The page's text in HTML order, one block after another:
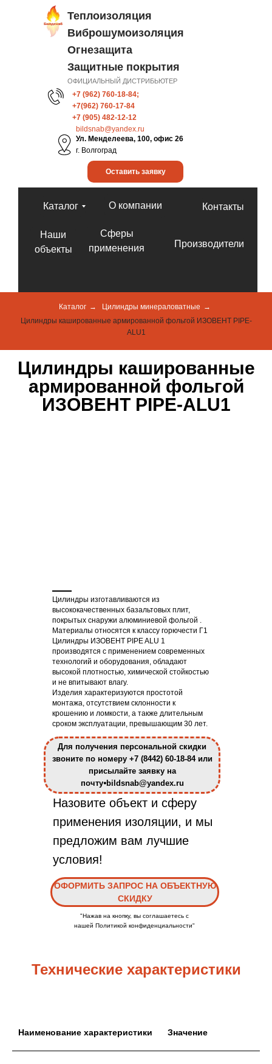
Теплоизоляция
Виброшумоизоляция
Огнезащита
Защитные покрытия
+7 (962) 760-18-84;
+7(962) 760-17-84
+7 (905) 482-12-12
Ул. Менделеева, 100, офис 26
bildsnab@yandex.ru
ОФИЦИАЛЬНЫЙ ДИСТРИБЬЮТЕР
г. Волгоград
Оставить заявку
Производители
Контакты
Сферы
применения
О компании
Каталог
Наши
объекты
Каталог → Цилиндры минераловатные →
Цилиндры кашированные армированной фольгой ИЗОВЕНТ PIPE-
ALU1
Цилиндры кашированные
армированной фольгой
ИЗОВЕНТ PIPE-ALU1
Цилиндры изготавливаются из
высококачественных базальтовых плит,
покрытых снаружи алюминиевой фольгой .
Материалы относятся к классу горючести Г1
Цилиндры ИЗОВЕНТ PIPE ALU 1
производятся с применением современных
технологий и оборудования, обладают
высокой плотностью, химической стойкостью
и не впитывают влагу.
Изделия характеризуются простотой
монтажа, отсутствием склонности к
крошению и ломкости, а также длительным
сроком эксплуатации, превышающим 30 лет.
Для получения персональной скидки
звоните по номеру +7 (8442) 60-18-84 или
присылайте заявку на
почту⦁bildsnab@yandex.ru
ОФОРМИТЬ ЗАПРОС НА ОБЪЕКТНУЮ
СКИДКУ
"Нажав на кнопку, вы соглашаетесь с
нашей Политикой конфиденциальности"
Назовите объект и сферу
применения изоляции, и мы
предложим вам лучшие
условия!
Технические характеристики
Наименование характеристики Значение